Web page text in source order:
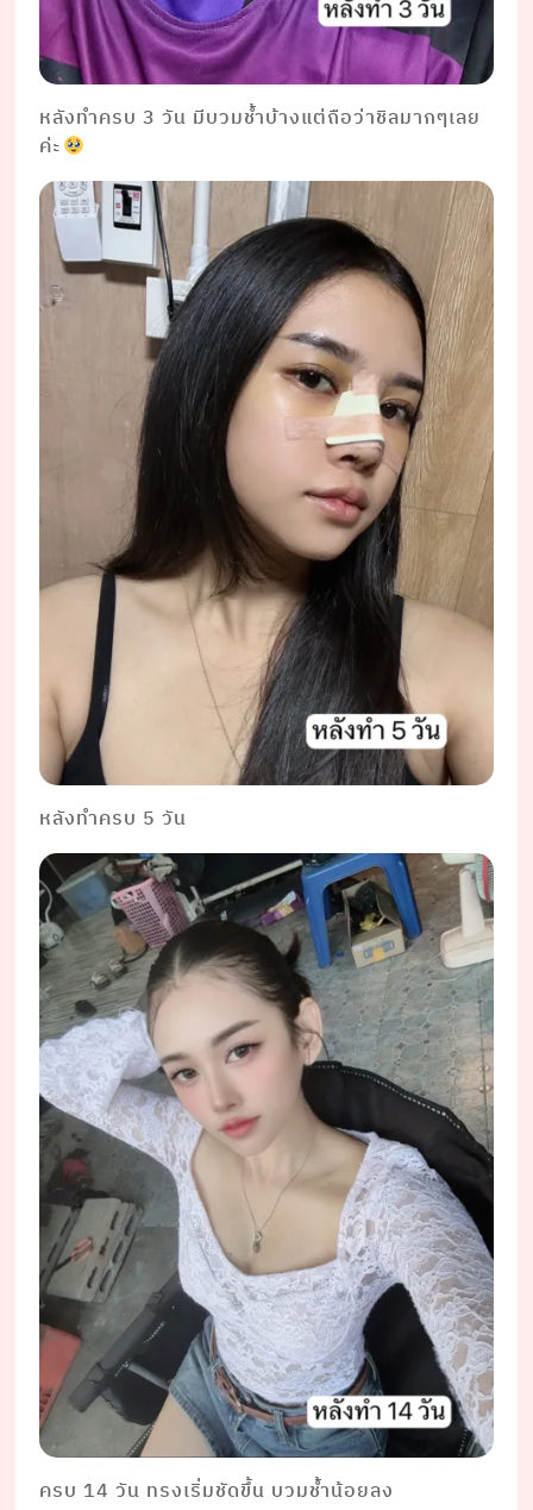
หลังทำครบ 3 วัน มีบวมช้ำบ้างแต่ถือว่าชิลมากๆเลย
ค่ะ
หลังทำครบ 5 วัน
ครบ 14 วัน ทรงเริ่มชัดขึ้น บวมช้ำน้อยลง